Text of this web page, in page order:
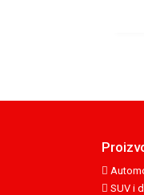
SUV i